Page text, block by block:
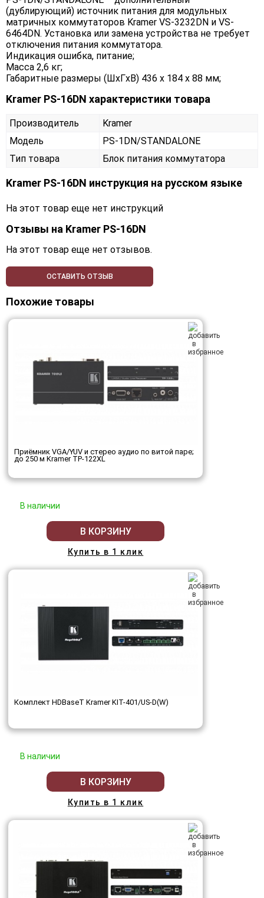
(дублирующий) источник питания для модульных
матричных коммутаторов Kramer VS-3232DN и VS-
6464DN. Установка или замена устройства не требует
отключения питания коммутатора.
Индикация ошибка, питание;
Масса 2,6 кг;
Габаритные размеры (ШxГxВ) 436 x 184 x 88 мм;
Kramer PS-16DN характеристики товара
Производитель
Kramer
Модель
PS-1DN/STANDALONE
Тип товара
Блок питания коммутатора
Kramer PS-16DN инструкция на русском языке
На этот товар еще нет инструкций
Отзывы на Kramer PS-16DN
На этот товар еще нет отзывов.
ОСТАВИТЬ ОТЗЫВ
Похожие товары
Приёмник VGA/YUV и стерео аудио по витой паре;
до 250 м Kramer TP-122XL
В наличии
В КОРЗИНУ
Купить в 1 клик
Комплект HDBaseT Kramer KIT-401/US-D(W)
В наличии
В КОРЗИНУ
Купить в 1 клик